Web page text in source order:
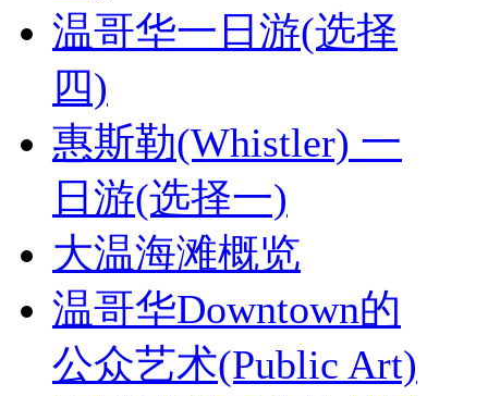
温哥华一日游(选择
四)
惠斯勒(Whistler) 一
日游(选择一)
大温海滩概览
温哥华Downtown的
公众艺术(Public Art)